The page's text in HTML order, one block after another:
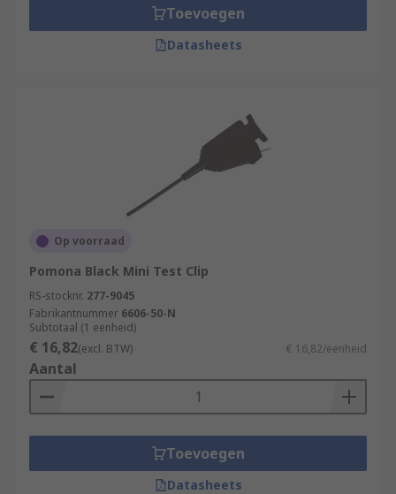
Toevoegen
Datasheets
Op voorraad
Pomona Black Mini Test Clip
RS-stocknr. 277-9045
Fabrikantnummer 6606-50-N
Subtotaal (1 eenheid)
€ 16,82(excl. BTW) € 16,82/eenheid
Aantal
Toevoegen
Datasheets